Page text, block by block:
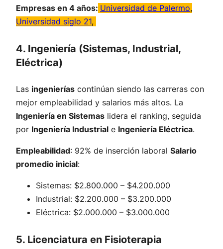
Empresas en 4 años: Universidad de Palermo,
Universidad siglo 21,
4. Ingeniería (Sistemas, Industrial,
Eléctrica)
Las ingenierías continúan siendo las carreras con
mejor empleabilidad y salarios más altos. La
Ingeniería en Sistemas lidera el ranking, seguida
por Ingeniería Industrial e Ingeniería Eléctrica.
Empleabilidad: 92% de inserción laboral Salario
promedio inicial:
Sistemas: $2.800.000 – $4.200.000
Industrial: $2.200.000 – $3.200.000
Eléctrica: $2.000.000 – $3.000.000
5. Licenciatura en Fisioterapia